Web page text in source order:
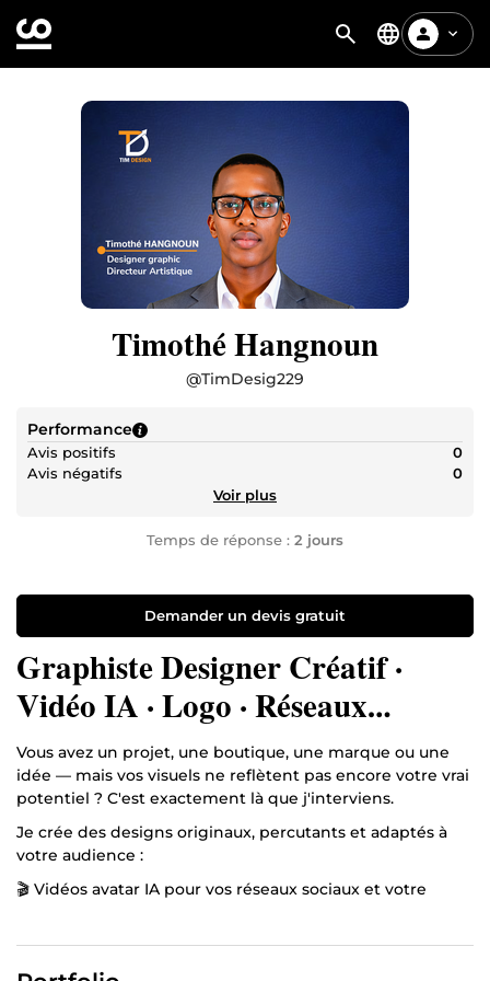
Timothé Hangnoun
@TimDesig229
Performance
Avis positifs
0
Avis négatifs
0
Voir plus
Temps de réponse : 2 jours
Demander un devis gratuit
Graphiste Designer Créatif ·
Vidéo IA · Logo · Réseaux
Sociaux
Vous avez un projet, une boutique, une marque ou une
idée — mais vos visuels ne reflètent pas encore votre vrai
potentiel ? C'est exactement là que j'interviens.
Je crée des designs originaux, percutants et adaptés à
votre audience :
🎬 Vidéos avatar IA pour vos réseaux sociaux et votre
🖋️ Logos et identités visuelles professionnelles